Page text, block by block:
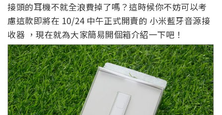
接頭的耳機不就全浪費掉了嗎？這時候你不妨可以考
慮這款即將在 10/24 中午正式開賣的 小米藍牙音源接
收器 ，現在就為大家簡易開個箱介紹一下吧！